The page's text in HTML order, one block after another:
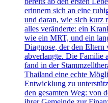
erinnern sich an eine
und daran, wie sich kurz
alles veränderte: ein
wie ein MRT, und ein
Diagnose, der den
abverlangte. Die Familie
fand in der
Thailand eine echte
Entwicklung zu
den gesamten Weg: von